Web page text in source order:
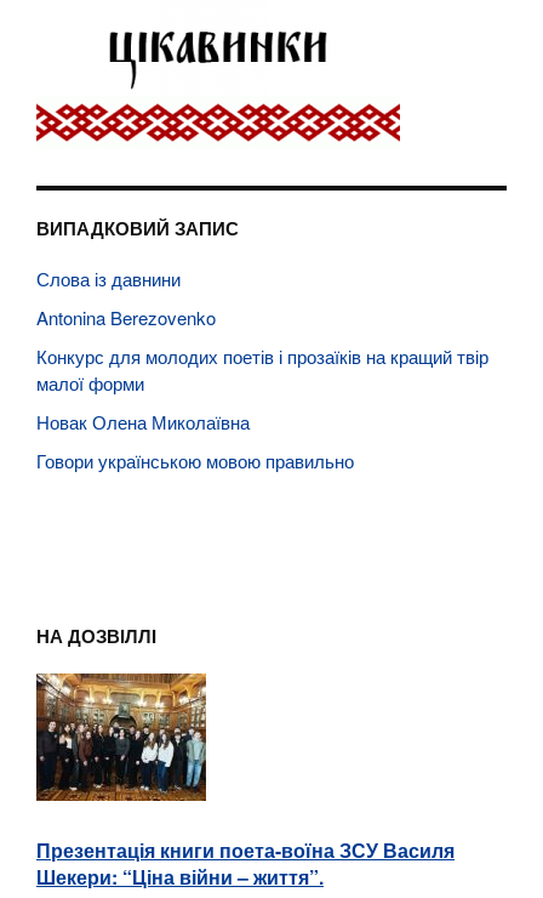
ВИПАДКОВИЙ ЗАПИС
Слова із давнини
Antonina Berezovenko
Конкурс для молодих поетів і прозаїків на кращий твір
малої форми
Новак Олена Миколаївна
Говори українською мовою правильно
НА ДОЗВІЛЛІ
Презентація книги поета-воїна ЗСУ Василя
Шекери: “Ціна війни – життя”.